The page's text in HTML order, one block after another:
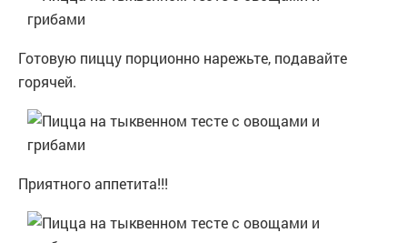
Готовую пиццу порционно нарежьте, подавайте
горячей.
Приятного аппетита!!!